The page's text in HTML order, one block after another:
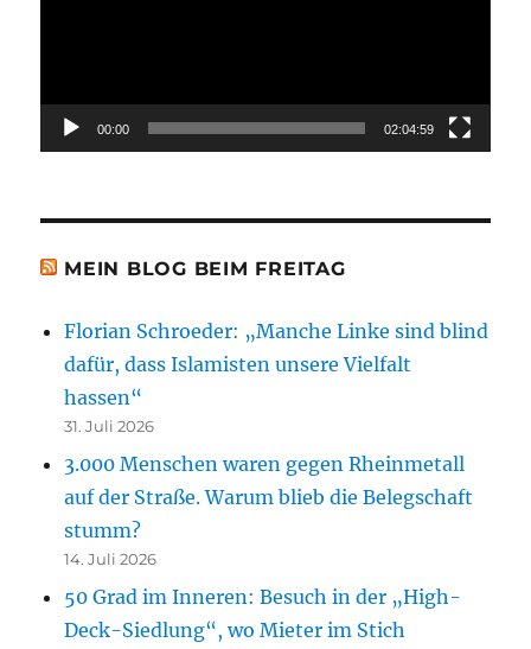
00:00 02:04:59
MEIN BLOG BEIM FREITAG
Florian Schroeder: „Manche Linke sind blind
dafür, dass Islamisten unsere Vielfalt
hassen“
31. Juli 2026
3.000 Menschen waren gegen Rheinmetall
auf der Straße. Warum blieb die Belegschaft
stumm?
14. Juli 2026
50 Grad im Inneren: Besuch in der „High-
Deck-Siedlung“, wo Mieter im Stich